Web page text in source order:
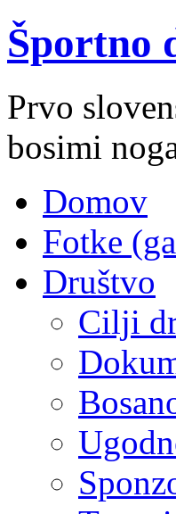
Športno
Prvo
bosimi
Domov
Fotke
Društvo
Cilji